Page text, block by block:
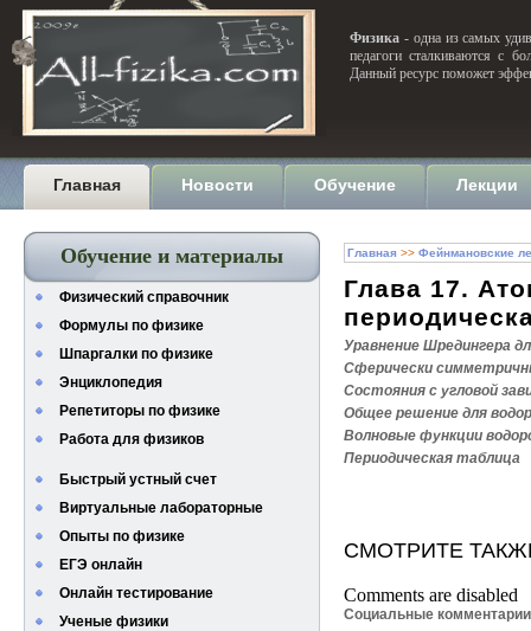
Физика - одна из самых
педагоги сталкиваются с
Данный ресурс поможет
Главная Новости Обучение Лекции
Обучение и материалы
Физический справочник
Формулы по физике
Шпаргалки по физике
Энциклопедия
Репетиторы по физике
Работа для физиков
Быстрый устный счет
Виртуальные лабораторные
Опыты по физике
ЕГЭ онлайн
Онлайн тестирование
Ученые физики
Главная >> Фейнмановские
Глава 17.
Уравнение Шредингера
Сферически
Состояния с угловой
Общее решение для
Волновые функции
Периодическая таблица
СМОТРИТЕ
Comments are disabled
Социальные